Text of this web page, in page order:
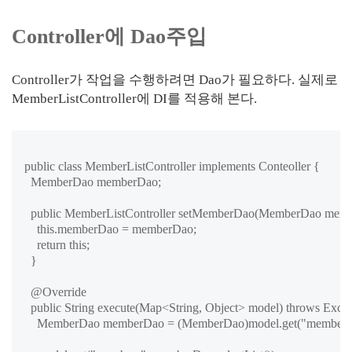
Controller에 Dao주입
Controller가 작업을 수행하려면 Dao가 필요하다. 실제로
MemberListController에 DI를 적용해 본다.
public class MemberListController implements Conteoller {
  MemberDao memberDao;
public MemberListController setMemberDao(MemberDao
    this.memberDao = memberDao;
    return this;
  }
  @Override
public String execute(Map<String, Object> model) throws
MemberDao memberDao =